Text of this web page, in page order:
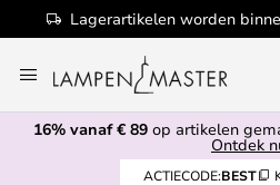
Lagerartikelen worden
naar
de
inhoud
16% vanaf € 89 op artikelen
Ontdek
ACTIECODE:BEST